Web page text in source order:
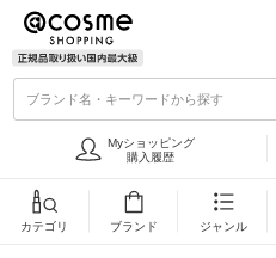
ブランド名・キーワードから探す
Myショッピング
購入履歴
カテゴリ ブランド ジャンル